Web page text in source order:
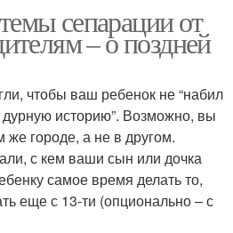
сепарации от
– о поздней
чтобы ваш ребенок не “набил
историю”. Возможно, вы
же городе, а не в другом.
с кем ваши сын или дочка
самое время делать то,
еще с 13-ти (опционально – с